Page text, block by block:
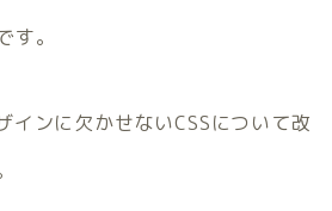
す。
インに欠かせないCSSについて改